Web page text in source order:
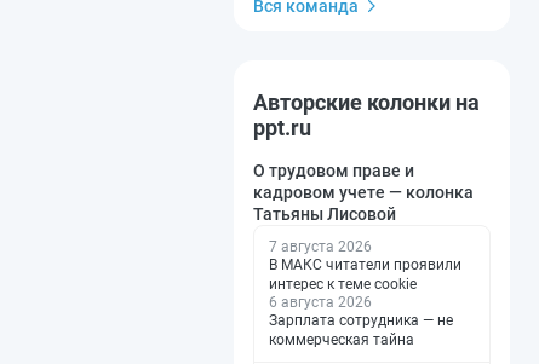
Вся команда
Авторские колонки на
ppt.ru
О трудовом праве и
кадровом учете — колонка
Татьяны Лисовой
7 августа 2026
В МАКС читатели проявили
интерес к теме cookie
6 августа 2026
Зарплата сотрудника — не
коммерческая тайна